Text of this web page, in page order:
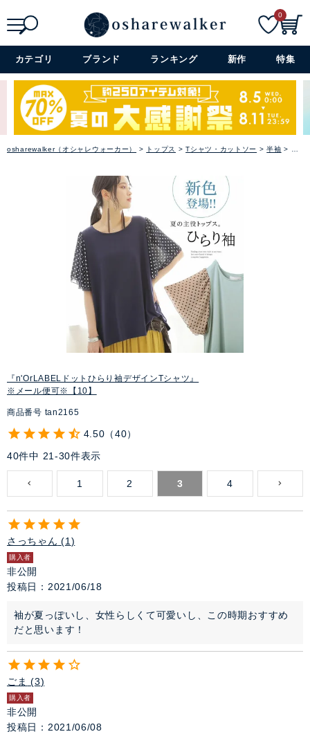
詳細検索+
0
カテゴリ ブランド ランキング 新作 特集
osharewalker（オシャレウォーカー） トップス Tシャツ・カットソー 半袖
『n'OrLABELドットひらり袖デザインTシャツ』
※メール便可※【10】
商品番号 tan2165
4.50
40
40件中 21-30件表示
1 2 3 4
さっちゃん 1
購入者
非公開
投稿日
2021/06/18
袖が夏っぽいし、女性らしくて可愛いし、この時期おすすめ
だと思います！
ごま 3
購入者
非公開
投稿日
2021/06/08